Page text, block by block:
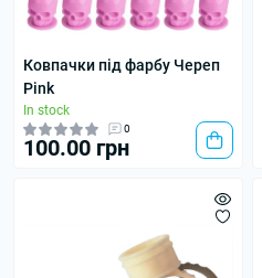
Ковпачки під фарбу Череп
Pink
In stock
0
100.00 грн